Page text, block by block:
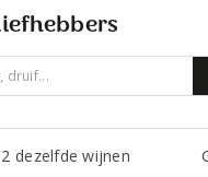
dezelfde wijnen